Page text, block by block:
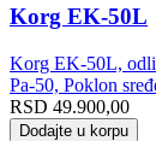
Korg EK-50L
Korg EK-50L,
Pa-50, Poklon
RSD 49.900,00
Dodajte u korpu